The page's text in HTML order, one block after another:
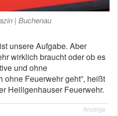
| Buchenau
unsere Aufgabe. Aber
wirklich braucht oder ob es
und ohne
Feuerwehr geht”, heißt
Heiligenhauser Feuerwehr.
Anzeige